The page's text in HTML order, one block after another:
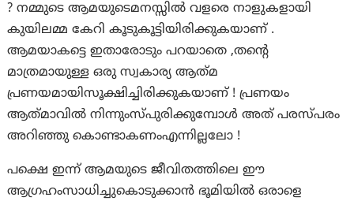
? നമ്മുടെ ആമയുടെമനസ്സിൽ വളരെ നാളുകളായി
കുയിലമ്മ കേറി കൂടുകൂട്ടിയിരിക്കുകയാണ് .
ആമയാകട്ടെ ഇതാരോടും പറയാതെ ,തന്റെ
മാത്രമായുള്ള ഒരു സ്വകാര്യ ആത്‌മ
പ്രണയമായിസൂക്ഷിച്ചിരിക്കുകയാണ് ! പ്രണയം
ആത്‌മാവിൽ നിന്നുംസ്പുരിക്കുമ്പോൾ അത് പരസ്പരം
അറിഞ്ഞു കൊണ്ടാകണംഎന്നില്ലലോ !
പക്ഷെ ഇന്ന് ആമയുടെ ജീവിതത്തിലെ ഈ
ആഗ്രഹംസാധിച്ചുകൊടുക്കാൻ ഭൂമിയിൽ ഒരാളെ